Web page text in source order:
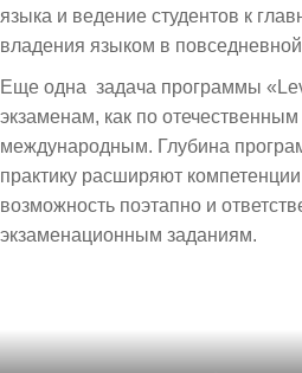
языка и ведение студентов к
владения языком в
Еще одна задача программы
экзаменам, как по
международным. Глубина
практику расширяют
возможность поэтапно и
экзаменационным заданиям.